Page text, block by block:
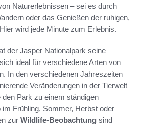
Naturerlebnissen – sei es durch
oder das Genießen der ruhigen,
wird jede Minute zum Erlebnis.
der Jasper Nationalpark seine
ideal für verschiedene Arten von
In den verschiedenen Jahreszeiten
Veränderungen in der Tierwelt
Park zu einem ständigen
Frühling, Sommer, Herbst oder
zur Wildlife-Beobachtung sind